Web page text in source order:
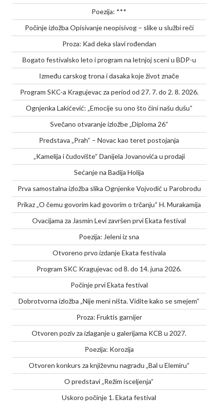
Poezija: ***
Počinje izložba Opisivanje neopisivog – slike u službi reči
Proza: Kad deka slavi rođendan
Bogato festivalsko leto i program na letnjoj sceni u BDP-u
Između carskog trona i dasaka koje život znače
Program SKC-a Kragujevac za period od 27. 7. do 2. 8. 2026.
Ognjenka Lakićević: „Emocije su ono što čini našu dušu“
Svečano otvaranje izložbe „Diploma 26“
Predstava „Prah“ – Novac kao teret postojanja
„Kamelija i čudovište“ Danijela Jovanovića u prodaji
Sećanje na Badija Holija
Prva samostalna izložba slika Ognjenke Vojvodić u Parobrodu
Prikaz „O čemu govorim kad govorim o trčanju“ H. Murakamija
Ovacijama za Jasmin Levi završen prvi Ekata festival
Poezija: Jeleni iz sna
Otvoreno prvo izdanje Ekata festivala
Program SKC Kragujevac od 8. do 14. juna 2026.
Počinje prvi Ekata festival
Dobrotvorna izložba „Nije meni ništa. Vidite kako se smejem“
Proza: Fruktis garnijer
Otvoren poziv za izlaganje u galerijama KCB u 2027.
Poezija: Korozija
Otvoren konkurs za književnu nagradu „Bal u Elemiru“
O predstavi „Režim isceljenja“
Uskoro počinje 1. Ekata festival